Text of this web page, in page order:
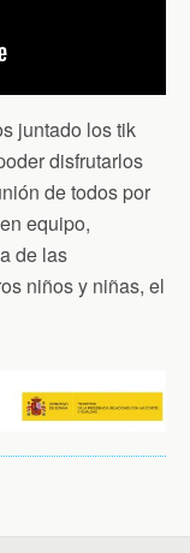
juntado los tik
disfrutarlos
de todos por
equipo,
de las
niños y niñas, el